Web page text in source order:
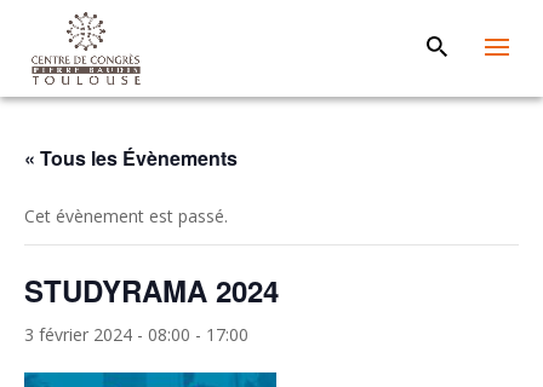
« Tous les Évènements
Cet évènement est passé.
STUDYRAMA 2024
3 février 2024 - 08:00 - 17:00